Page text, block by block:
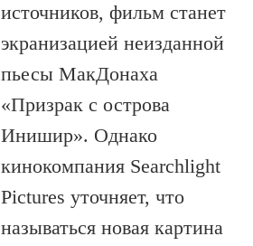
источников, фильм станет
экранизацией неизданной
пьесы МакДонаха
«Призрак с острова
Инишир». Однако
кинокомпания Searchlight
Pictures уточняет, что
называться новая картина